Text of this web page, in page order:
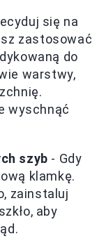
się na
zastosować
do
warstwy,
wyschnąć
szyb - Gdy
klamkę.
zainstaluj
aby